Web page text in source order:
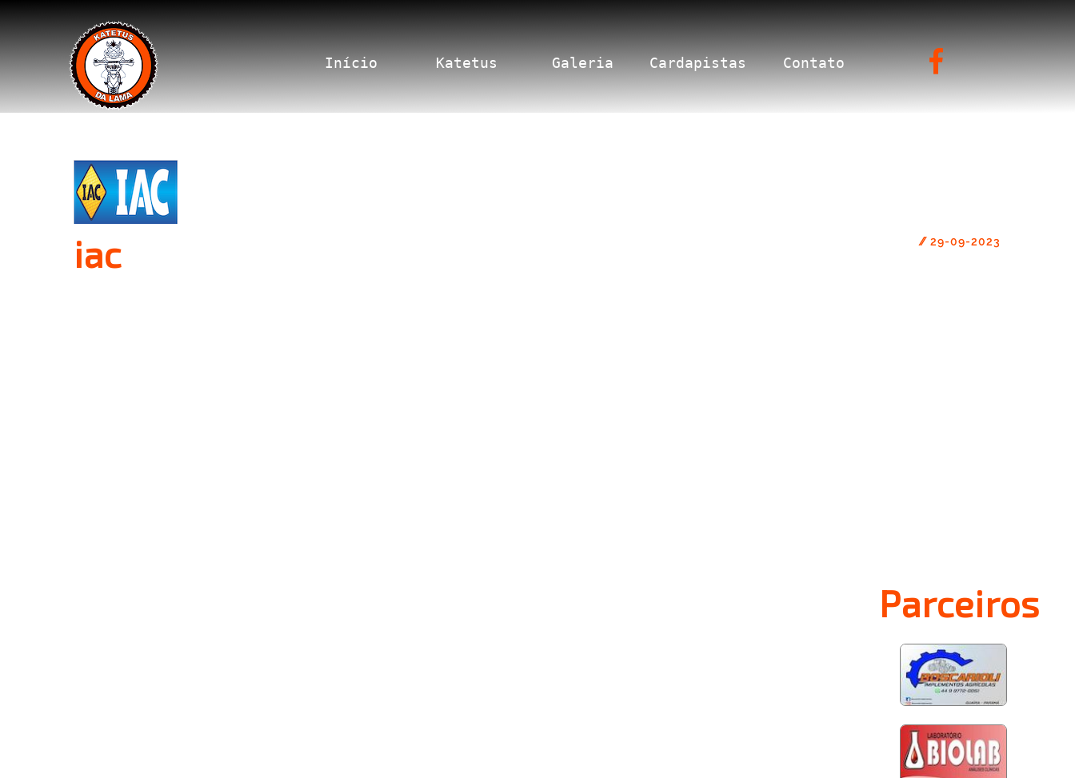
Início Katetus Galeria Cardapistas Contato
iac // 29-09-2023
Parceiros